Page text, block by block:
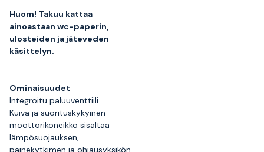
Huom! Takuu kattaa
ainoastaan wc-paperin,
ulosteiden ja jäteveden
käsittelyn.
Ominaisuudet
Integroitu paluuventtiili
Kuiva ja suorituskykyinen
moottorikoneikko sisältää
lämpösuojauksen,
painekytkimen ja ohjausyksikön